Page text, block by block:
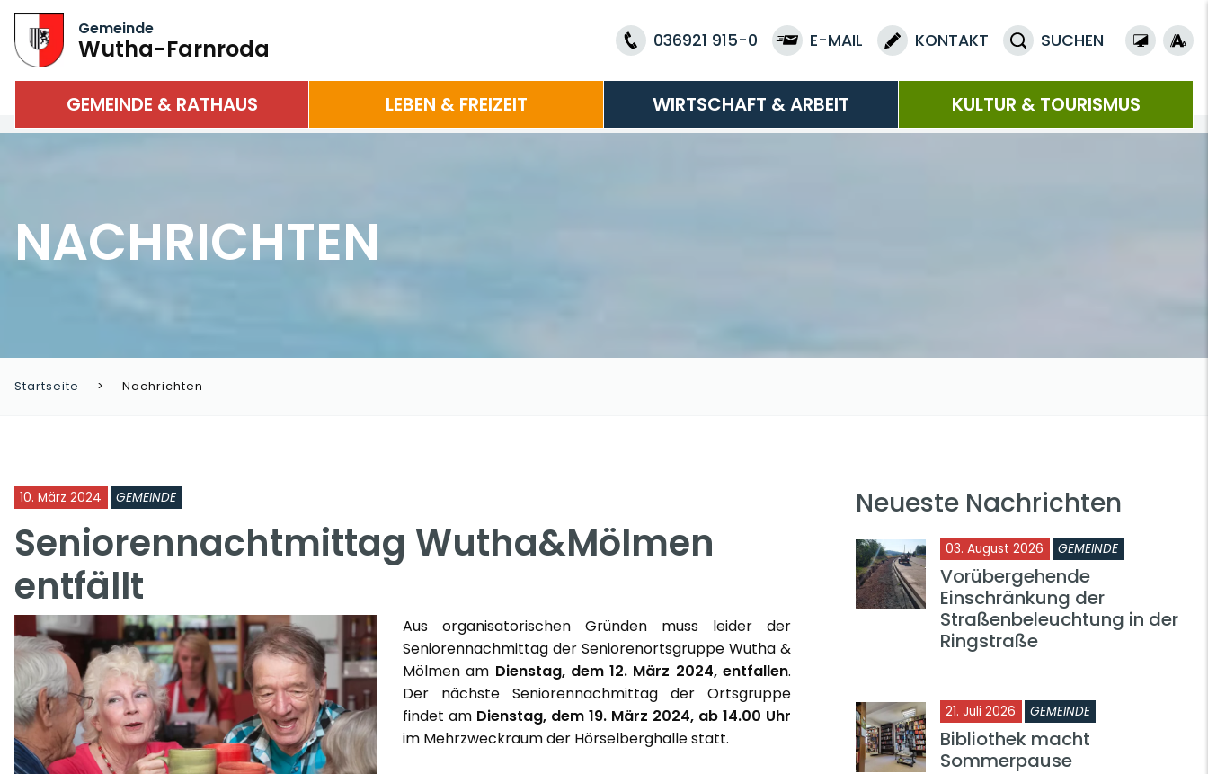
Gemeinde
Wutha-Farnroda 036921 915-0 E-MAIL KONTAKT SUCHEN
GEMEINDE & RATHAUS LEBEN & FREIZEIT WIRTSCHAFT & ARBEIT KULTUR & TOURISMUS
NACHRICHTEN
Startseite Nachrichten
10. März 2024 GEMEINDE
Seniorennachtmittag Wutha&Mölmen
entfällt
Aus organisatorischen Gründen muss leider der
Seniorennachmittag der Seniorenortsgruppe Wutha &
Mölmen am Dienstag, dem 12. März 2024, entfallen.
Der nächste Seniorennachmittag der Ortsgruppe
findet am Dienstag, dem 19. März 2024, ab 14.00 Uhr
im Mehrzweckraum der Hörselberghalle statt.
Neueste Nachrichten
03. August 2026 GEMEINDE
Vorübergehende
Einschränkung der
Straßenbeleuchtung in der
Ringstraße
21. Juli 2026 GEMEINDE
Bibliothek macht
Sommerpause